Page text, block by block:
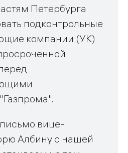
Петербурга
подконтрольные
компании (УК)
вице-
Албину с нашей